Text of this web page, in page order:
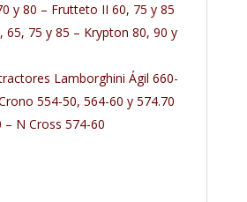
y 80 – Frutteto II 60, 75 y 85
65, 75 y 85 – Krypton 80, 90 y
Lamborghini Ágil 660-
554-50, 564-60 y 574.70
– N Cross 574-60